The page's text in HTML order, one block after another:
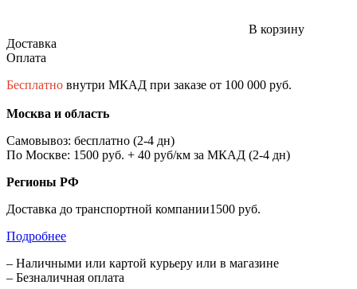
В корзину
Доставка
Оплата
Бесплатно внутри МКАД при заказе от 100 000 руб.
Москва и область
Самовывоз: бесплатно (2-4 дн)
По Москве: 1500 руб. + 40 руб/км за МКАД (2-4 дн)
Регионы РФ
Доставка до транспортной компании1500 руб.
Подробнее
– Наличными или картой курьеру или в магазине
– Безналичная оплата